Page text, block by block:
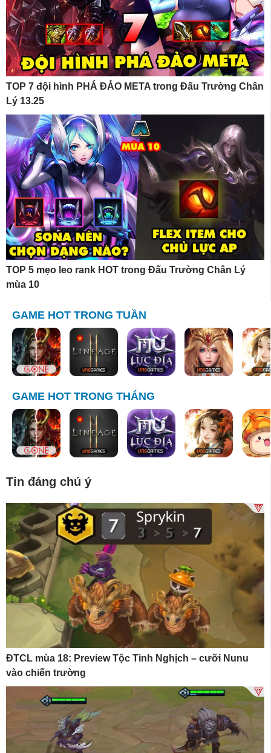
TOP 7 đội hình PHÁ ĐẢO META trong Đấu Trường Chân
Lý 13.25
TOP 5 mẹo leo rank HOT trong Đấu Trường Chân Lý
mùa 10
GAME HOT TRONG TUẦN
GAME HOT TRONG THÁNG
Tin đáng chú ý
ĐTCL mùa 18: Preview Tộc Tinh Nghịch – cưỡi Nunu
vào chiến trường